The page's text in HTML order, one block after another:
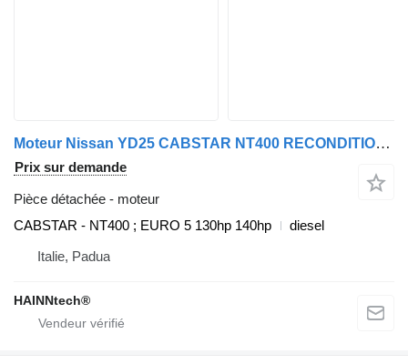
Moteur Nissan YD25 CABSTAR NT400 RECONDITIONNÉ AVEC GARANTIE EURO 5 pour camion Nissan
Prix sur demande
Pièce détachée - moteur
CABSTAR - NT400 ; EURO 5 130hp 140hp
diesel
Italie, Padua
HAINNtech®